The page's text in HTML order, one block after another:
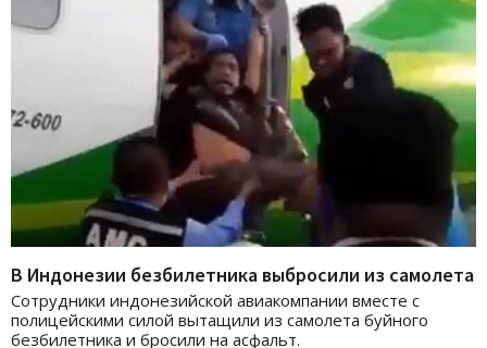
В Индонезии безбилетника выбросили из самолета
Сотрудники индонезийской авиакомпании вместе с
полицейскими силой вытащили из самолета буйного
безбилетника и бросили на асфальт.